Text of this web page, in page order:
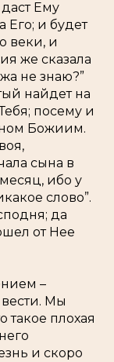
Ему
Его; и будет
веки, и
же сказала
не знаю?”
найдет на
посему и
Божиим.
сына в
ибо у
слово”.
да
от Нее
–
Мы
такое плохая
и скоро